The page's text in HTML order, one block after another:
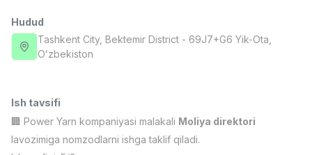
Fast food Oshpazi
2,600,000 - 5,000,000 sum/
LES AILES
Farmatsevt
3,000,000 - 10,000,000 sum/
Full time job
Hudud
Tashkent City, Bektemir District - 69J7+G6 Yik-Ota,
Oʻzbekiston
Ish tavsifi
🏢 Power Yarn kompaniyasi malakali Moliya direktori
lavozimiga nomzodlarni ishga taklif qiladi.